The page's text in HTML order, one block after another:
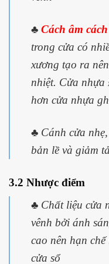
♣ Cách âm
trong cửa có
xương tạo ra
nhiệt. Cửa
hơn cửa nhựa
♣ Cánh cửa
bản lề và giảm
3.2 Nhược điểm
♣ Chất liệu cửa
vênh bởi ánh
cao nên hạn
cửa sổ